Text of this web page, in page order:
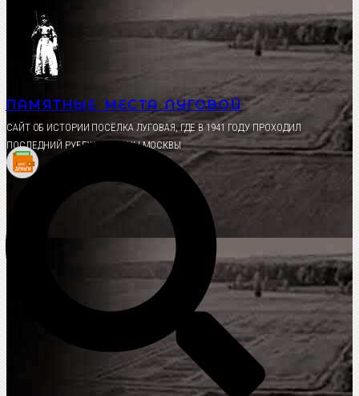
Перейти
содержимому
ПАМЯТНЫЕ МЕСТА ЛУГОВОЙ
CАЙТ ОБ ИСТОРИИ ПОСЁЛКА ЛУГОВАЯ, ГДЕ В 1941 ГОДУ ПРОХОДИЛ
ПОСЛЕДНИЙ РУБЕЖ ОБОРОНЫ МОСКВЫ